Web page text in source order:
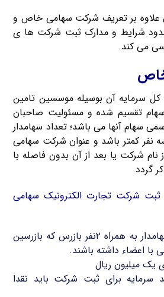
علاوه بر تعریف شرکت سهامی خاص و
شرایط و مدارک ثبت شرکت ها ی
می کند.
سرمایه آن بوسیله موسسین تامین
تقسیم شده و مسئولیت صاحبان
سهام آنها می باشد؛ تعداد سهامدار
نفر کمتر باشد و عنوان شرکت سهامی
شرکت یا بعد از آن بدون فاصله با
گردد.
ثبت شرکت تجارت الکترونیک سهامی
حداقل سه نفر سهامدار به همراه ۲نفر بازرس که بازرسین
با اعضاء داشته باشند.
یک میلیون ریال
درصد سرمایه برای ثبت شرکت باید نقدا